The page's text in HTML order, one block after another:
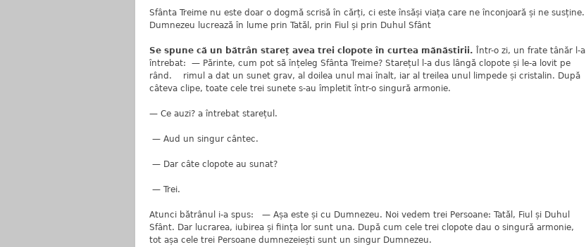
Sfânta Treime nu este doar o dogmă scrisă în cărți, ci este însăși viața care ne înconjoară și ne susține.
Dumnezeu lucrează în lume prin Tatăl, prin Fiul și prin Duhul Sfânt
Se spune că un bătrân stareț avea trei clopote în curtea mănăstirii. Într-o zi, un frate tânăr l-a
întrebat: — Părinte, cum pot să înțeleg Sfânta Treime? Starețul l-a dus lângă clopote și le-a lovit pe
rând. rimul a dat un sunet grav, al doilea unul mai înalt, iar al treilea unul limpede și cristalin. După
câteva clipe, toate cele trei sunete s-au împletit într-o singură armonie.
— Ce auzi? a întrebat starețul.
— Aud un singur cântec.
— Dar câte clopote au sunat?
— Trei.
Atunci bătrânul i-a spus: — Așa este și cu Dumnezeu. Noi vedem trei Persoane: Tatăl, Fiul și Duhul
Sfânt. Dar lucrarea, iubirea și ființa lor sunt una. După cum cele trei clopote dau o singură armonie,
tot așa cele trei Persoane dumnezeiești sunt un singur Dumnezeu.